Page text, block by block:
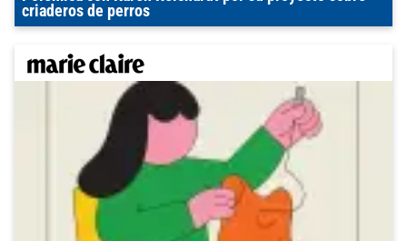
criaderos de perros